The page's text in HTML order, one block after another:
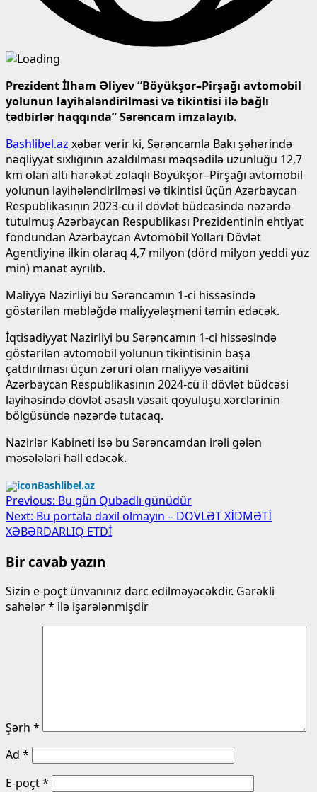
Prezident İlham Əliyev “Böyükşor–Pirşağı avtomobil
yolunun layihələndirilməsi və tikintisi ilə bağlı
tədbirlər haqqında” Sərəncam imzalayıb.
Bashlibel.az xəbər verir ki, Sərəncamla Bakı şəhərində
nəqliyyat sıxlığının azaldılması məqsədilə uzunluğu 12,7
km olan altı hərəkət zolaqlı Böyükşor–Pirşağı avtomobil
yolunun layihələndirilməsi və tikintisi üçün Azərbaycan
Respublikasının 2023-cü il dövlət büdcəsində nəzərdə
tutulmuş Azərbaycan Respublikası Prezidentinin ehtiyat
fondundan Azərbaycan Avtomobil Yolları Dövlət
Agentliyinə ilkin olaraq 4,7 milyon (dörd milyon yeddi yüz
min) manat ayrılıb.
Maliyyə Nazirliyi bu Sərəncamın 1-ci hissəsində
göstərilən məbləğdə maliyyələşməni təmin edəcək.
İqtisadiyyat Nazirliyi bu Sərəncamın 1-ci hissəsində
göstərilən avtomobil yolunun tikintisinin başa
çatdırılması üçün zəruri olan maliyyə vəsaitini
Azərbaycan Respublikasının 2024-cü il dövlət büdcəsi
layihəsində dövlət əsaslı vəsait qoyuluşu xərclərinin
bölgüsündə nəzərdə tutacaq.
Nazirlər Kabineti isə bu Sərəncamdan irəli gələn
məsələləri həll edəcək.
Bashlibel.az
Post
navigation
Previous: Bu gün Qubadlı günüdür
Next: Bu portala daxil olmayın – DÖVLƏT XİDMƏTİ
XƏBƏRDARLIQ ETDİ
Bir cavab yazın
Sizin e-poçt ünvanınız dərc edilməyəcəkdir. Gərəkli
sahələr* ilə işarələnmişdir
Şərh *
Ad *
E-poçt*